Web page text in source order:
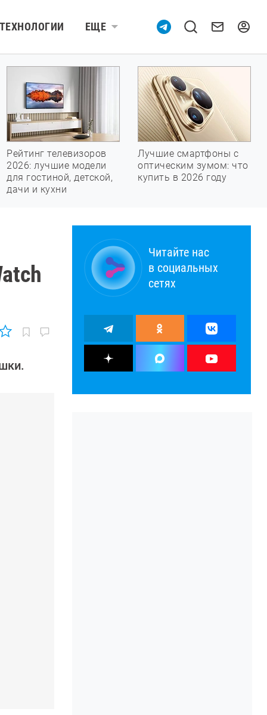
ТЕХНОЛОГИИ ЕЩЕ
Рейтинг телевизоров
2026: лучшие модели
для гостиной, детской,
дачи и кухни
Лучшие смартфоны с
оптическим зумом: что
купить в 2026 году
Читайте нас
в социальных
сетях